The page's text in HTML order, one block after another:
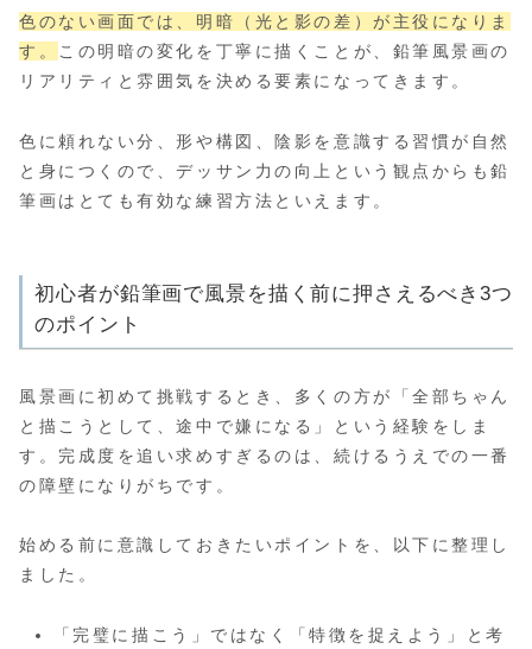
色のない画面では、明暗（光と影の差）が主役になりま
す。 この明暗の変化を丁寧に描くことが、鉛筆風景画の
リアリティと雰囲気を決める要素になってきます。
色に頼れない分、形や構図、陰影を意識する習慣が自然
と身につくので、デッサン力の向上という観点からも鉛
筆画はとても有効な練習方法といえます。
初心者が鉛筆画で風景を描く前に押さえるべき3つ
のポイント
風景画に初めて挑戦するとき、多くの方が「全部ちゃん
と描こうとして、途中で嫌になる」という経験をしま
す。完成度を追い求めすぎるのは、続けるうえでの一番
の障壁になりがちです。
始める前に意識しておきたいポイントを、以下に整理し
ました。
「完璧に描こう」ではなく「特徴を捉えよう」と考